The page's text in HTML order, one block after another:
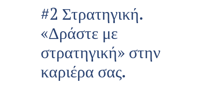
#2 Στρατηγική.
«Δράστε με
στρατηγική» στην
καριέρα σας.